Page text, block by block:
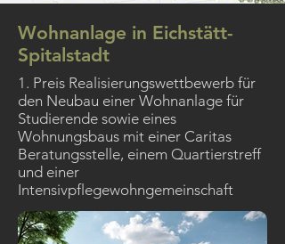
Wohnanlage in Eichstätt-
Spitalstadt
1. Preis Realisierungswettbewerb für
den Neubau einer Wohnanlage für
Studierende sowie eines
Wohnungsbaus mit einer Caritas
Beratungsstelle, einem Quartierstreff
und einer
Intensivpflegewohngemeinschaft